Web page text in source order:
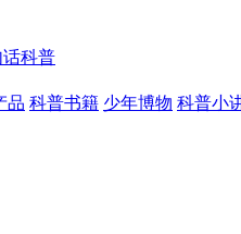
科普
品 科普书籍 少年博物 科普小